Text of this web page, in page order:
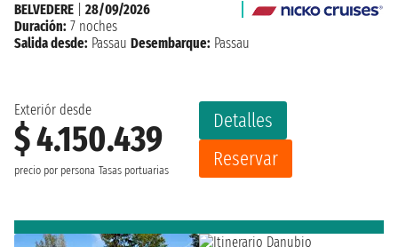
Exteriór desde
$ 4.150.439
precio por persona Tasas portuarias
Detalles
Reservar
BELVEDERE
28/09/2026
Duración: 7 noches
Salida desde: Passau Desembarque: Passau